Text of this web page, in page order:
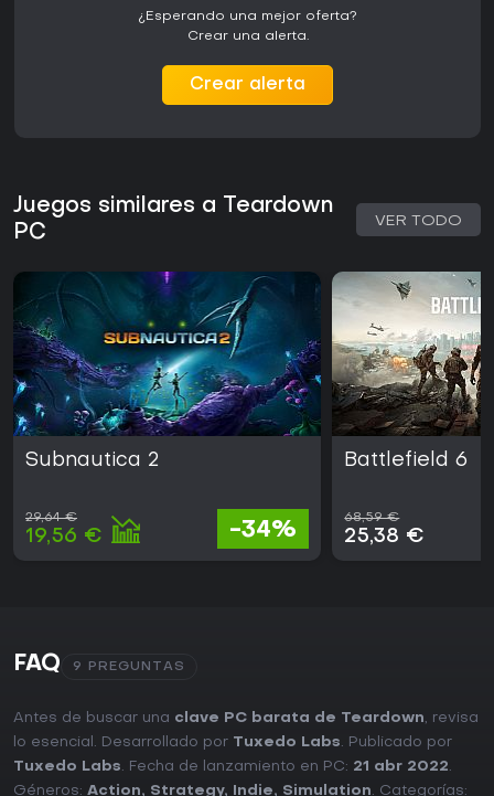
¿Esperando una mejor oferta?
Crear una alerta.
Crear alerta
Juegos similares a Teardown
PC
VER TODO
Subnautica 2
29,64 €
19,56 € -34%
Battlefield 6
68,59 €
25,38 €
FAQ 9 PREGUNTAS
Antes de buscar una clave PC barata de Teardown, revisa
lo esencial. Desarrollado por Tuxedo Labs. Publicado por
Tuxedo Labs. Fecha de lanzamiento en PC: 21 abr 2022.
Géneros: Action, Strategy, Indie, Simulation. Categorías: